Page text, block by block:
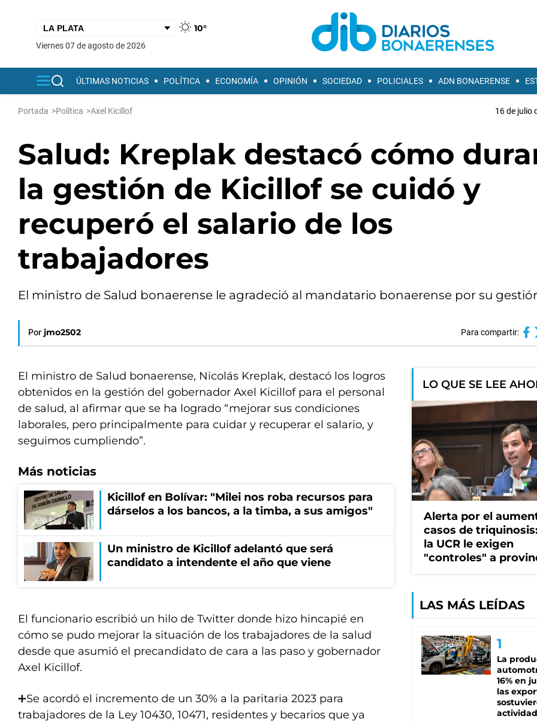
10°
viernes 07 de agosto de 2026
ÚLTIMAS NOTICIAS POLÍTICA ECONOMÍA OPINIÓN SOCIEDAD POLICIALES ADN BONAERENSE
Portada >Política >Axel Kicillof 16 de julio
Salud: Kreplak destacó cómo
la gestión de Kicillof se cuidó y
recuperó el salario de los
trabajadores
El ministro de Salud bonaerense le agradeció al mandatario bonaerense por su
Por jmo2502 Para compartir:
El ministro de Salud bonaerense, Nicolás Kreplak, destacó los logros
obtenidos en la gestión del gobernador Axel Kicillof para el personal
de salud, al afirmar que se ha logrado “mejorar sus condiciones
laborales, pero principalmente para cuidar y recuperar el salario, y
seguimos cumpliendo”.
Más noticias
Kicillof en Bolívar: "Milei nos roba recursos para
dárselos a los bancos, a la timba, a sus amigos"
Un ministro de Kicillof adelantó que será
candidato a intendente el año que viene
El funcionario escribió un hilo de Twitter donde hizo hincapié en
cómo se pudo mejorar la situación de los trabajadores de la salud
desde que asumió el precandidato de cara a las paso y gobernador
Axel Kicillof.
➕Se acordó el incremento de un 30% a la paritaria 2023 para
trabajadores de la Ley 10430, 10471, residentes y becarios que ya
LO QUE SE LEE
Alerta por el
casos de
la UCR le exigen
"controles" a
LAS MÁS LEÍDAS
La
16% en
las
actividad